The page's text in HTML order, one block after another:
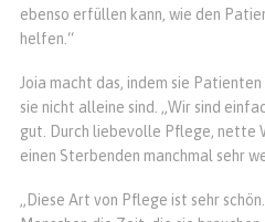
ebenso erfüllen kann, wie den
helfen.“
Joia macht das, indem sie
sie nicht alleine sind. „Wir sind
gut. Durch liebevolle Pflege, nette
einen Sterbenden manchmal sehr
„Diese Art von Pflege ist sehr